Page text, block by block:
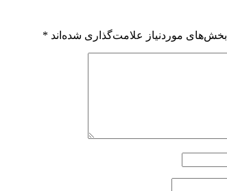
بخش‌های موردنیاز علامت‌گذاری شده‌اند *